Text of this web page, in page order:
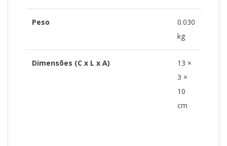
Peso
0.030
kg
Dimensões (C x L x A)
13 ×
3 ×
10
cm